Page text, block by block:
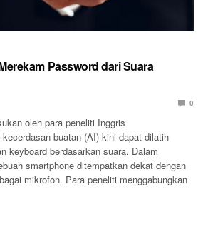
Password dari Suara
0
oleh para peneliti Inggris
buatan (AI) kini dapat dilatih
keyboard berdasarkan suara. Dalam
smartphone ditempatkan dekat dengan
mikrofon. Para peneliti menggabungkan